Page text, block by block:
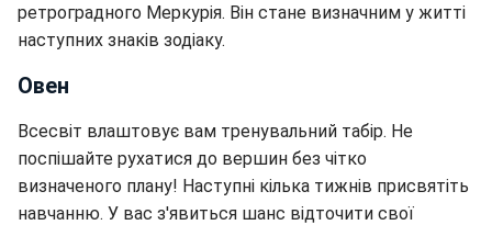
ретроградного Меркурія. Він стане визначним у житті
наступних знаків зодіаку.
Овен
Всесвіт влаштовує вам тренувальний табір. Не
поспішайте рухатися до вершин без чітко
визначеного плану! Наступні кілька тижнів присвятіть
навчанню. У вас з'явиться шанс відточити свої